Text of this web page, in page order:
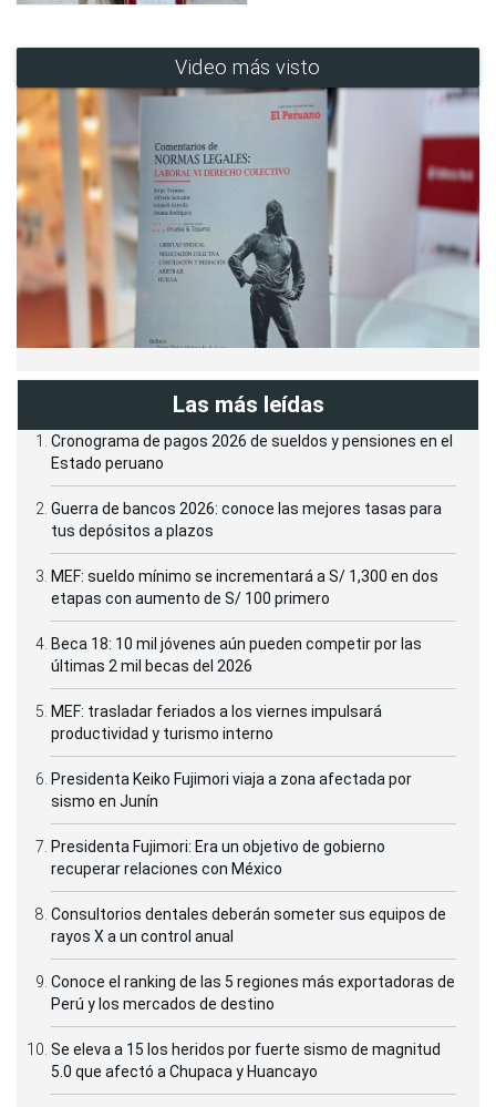
Video más visto
Las más leídas
Cronograma de pagos 2026 de sueldos y pensiones en el
Estado peruano
Guerra de bancos 2026: conoce las mejores tasas para
tus depósitos a plazos
MEF: sueldo mínimo se incrementará a S/ 1,300 en dos
etapas con aumento de S/ 100 primero
Beca 18: 10 mil jóvenes aún pueden competir por las
últimas 2 mil becas del 2026
MEF: trasladar feriados a los viernes impulsará
productividad y turismo interno
Presidenta Keiko Fujimori viaja a zona afectada por
sismo en Junín
Presidenta Fujimori: Era un objetivo de gobierno
recuperar relaciones con México
Consultorios dentales deberán someter sus equipos de
rayos X a un control anual
Conoce el ranking de las 5 regiones más exportadoras de
Perú y los mercados de destino
Se eleva a 15 los heridos por fuerte sismo de magnitud
5.0 que afectó a Chupaca y Huancayo